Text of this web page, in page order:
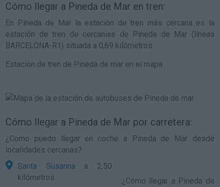
Cómo llegar a Pineda de Mar en tren:
En Pineda de Mar la estación de tren más cercana es la
estación de tren de cercanias de Pineda de Mar (líneas
BARCELONA-R1) situada a 0,69 kilómetros
Estación de tren de Pineda de mar en el mapa
Cómo llegar a Pineda de Mar por carretera:
¿Como puedo llegar en coche a Pineda de Mar desde
localidades cercanas?
Santa Susanna a 2,50
kilómetros
¿ Cómo llegar a Pineda de